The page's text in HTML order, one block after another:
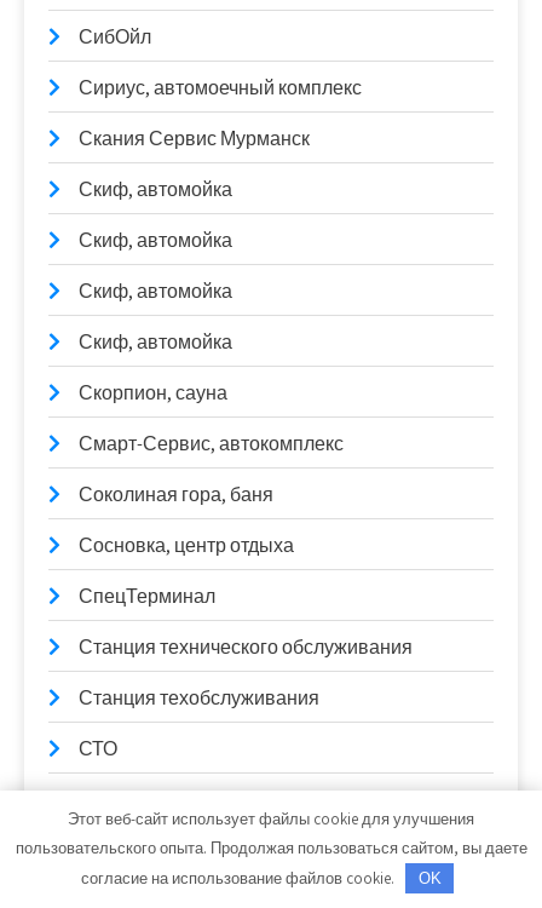
СибОйл
Сириус, автомоечный комплекс
Скания Сервис Мурманск
Скиф, автомойка
Скиф, автомойка
Скиф, автомойка
Скиф, автомойка
Скорпион, сауна
Смарт-Сервис, автокомплекс
Соколиная гора, баня
Сосновка, центр отдыха
СпецТерминал
Станция технического обслуживания
Станция техобслуживания
СТО
Стрелец, сауна
Этот веб-сайт использует файлы cookie для улучшения
пользовательского опыта. Продолжая пользоваться сайтом, вы даете
согласие на использование файлов cookie.
OK